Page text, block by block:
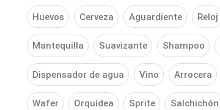
Huevos Cerveza Aguardiente Reloj
Mantequilla Suavizante Shampoo
Dispensador de agua Vino Arrocera
Wafer Orquídea Sprite Salchichón